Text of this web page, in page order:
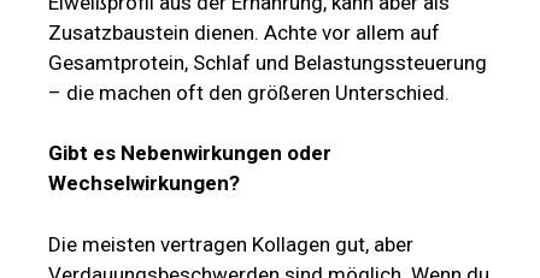
Zusatzbaustein dienen. Achte vor allem auf
Gesamtprotein, Schlaf und Belastungssteuerung
– die machen oft den größeren Unterschied.
Gibt es Nebenwirkungen oder
Wechselwirkungen?
Die meisten vertragen Kollagen gut, aber